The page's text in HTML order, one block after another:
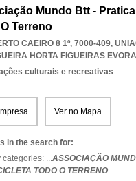
Mundo Btt -
Terreno
CAEIRO 8 1º, 7000-409,
HORTA FIGUEIRAS EVORA
culturais e recreativas
Ver no Mapa
in the search for:
categories: ...ASSOCIAÇÃO
TODO O TERRENO...